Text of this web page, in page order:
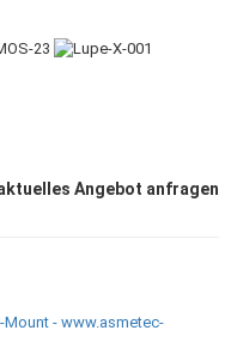
Angebot anfragen